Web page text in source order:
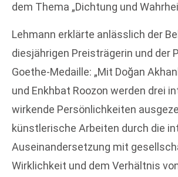
dem Thema „Dichtung und
Lehmann erklärte anlässlich der
diesjährigen Preisträgerin und der
Goethe-Medaille: „Mit Doğan
und Enkhbat Roozon werden drei
wirkende Persönlichkeiten
künstlerische Arbeiten durch die
Auseinandersetzung mit
Wirklichkeit und dem Verhältnis